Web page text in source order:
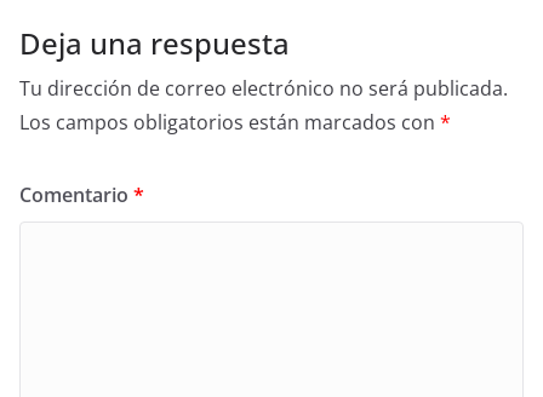
Deja una respuesta
Tu dirección de correo electrónico no será publicada.
Los campos obligatorios están marcados con *
Comentario *